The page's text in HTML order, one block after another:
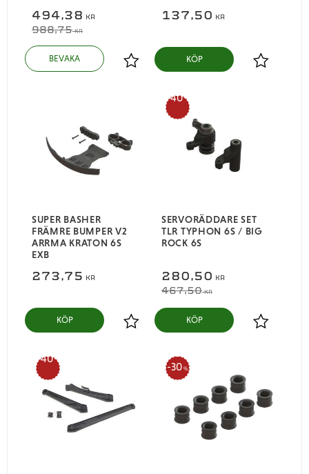
494,38 KR
988,75KR
Lägg till i favoriter
137,50 KR
Lägg till i
KÖP
SUPER BASHER
FRÄMRE BUMPER V2
ARRMA KRATON 6S
EXB
273,75 KR
Lägg till i favoriter
KÖP
SERVORÄDDARE SET
TLR TYPHON 6S / BIG
ROCK 6S
280,50 KR
467,50KR
40
%
Lägg till i
KÖP
40
%
30 %